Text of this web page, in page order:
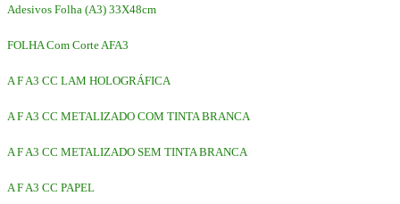
Adesivos Folha (A3) 33X48cm
FOLHA Com Corte AFA3
A F A3 CC LAM HOLOGRÁFICA
A F A3 CC METALIZADO COM TINTA BRANCA
A F A3 CC METALIZADO SEM TINTA BRANCA
A F A3 CC PAPEL